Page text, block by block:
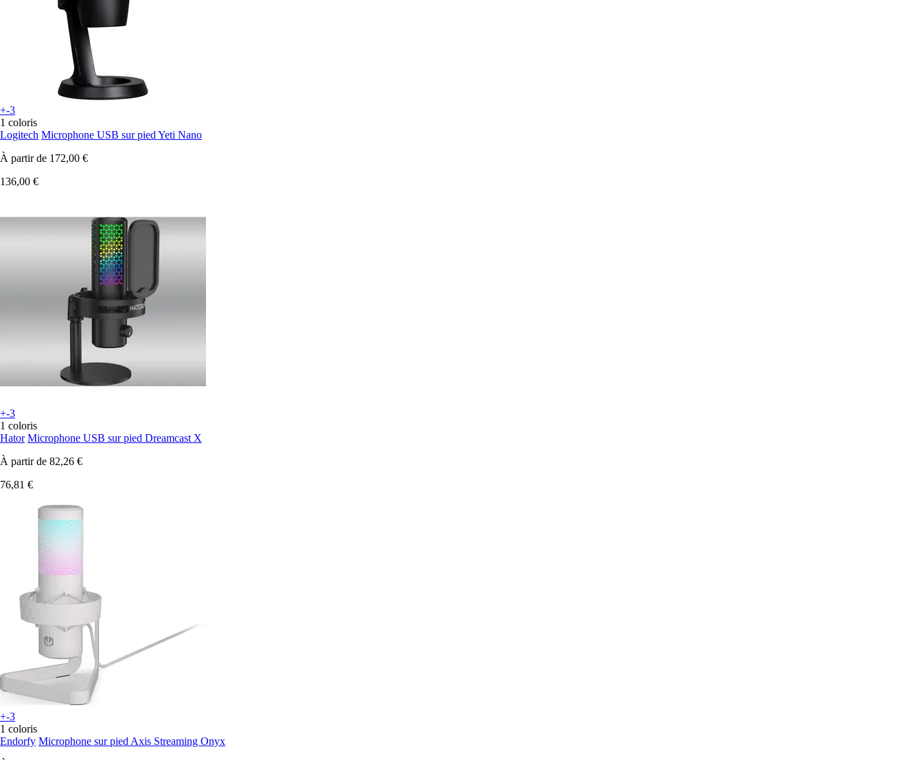
+-3
1 coloris
Logitech Microphone USB sur pied Yeti Nano
À partir de 172,00 €
136,00 €
+-3
1 coloris
Hator Microphone USB sur pied Dreamcast X
À partir de 82,26 €
76,81 €
+-3
1 coloris
Endorfy Microphone sur pied Axis Streaming Onyx